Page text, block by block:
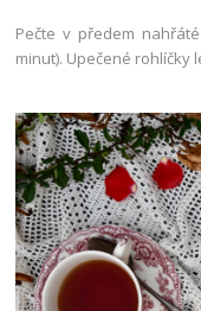
Pečte v předem
minut). Upečené rohlíčky